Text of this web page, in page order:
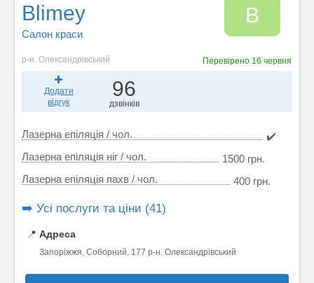
Blimey
Салон краси
B
р-н. Олександрівський Перевірено 16 червня
Додати
відгук
96
дзвінків
Лазерна епіляція / чол.
✔️
Лазерна епіляція ніг / чол.
1500 грн.
Лазерна епіляція пахв / чол.
400 грн.
➡️ Усі послуги та ціни (41)
📍 Адреса
Запоріжжя, Соборний, 177 р-н. Олександрівський